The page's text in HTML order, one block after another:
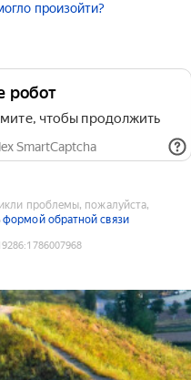
произойти?
робот
чтобы продолжить
SmartCaptcha
проблемы, пожалуйста,
формой обратной связи
:1786007968